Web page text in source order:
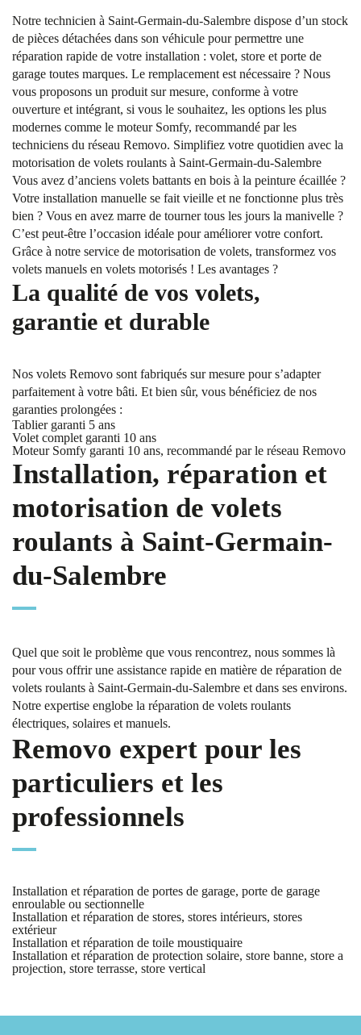
Notre technicien à Saint-Germain-du-Salembre dispose d’un stock
de pièces détachées dans son véhicule pour permettre une
réparation rapide de votre installation : volet, store et porte de
garage toutes marques. Le remplacement est nécessaire ? Nous
vous proposons un produit sur mesure, conforme à votre
ouverture et intégrant, si vous le souhaitez, les options les plus
modernes comme le moteur Somfy, recommandé par les
techniciens du réseau Removo. Simplifiez votre quotidien avec la
motorisation de volets roulants à Saint-Germain-du-Salembre
Vous avez d’anciens volets battants en bois à la peinture écaillée ?
Votre installation manuelle se fait vieille et ne fonctionne plus très
bien ? Vous en avez marre de tourner tous les jours la manivelle ?
C’est peut-être l’occasion idéale pour améliorer votre confort.
Grâce à notre service de motorisation de volets, transformez vos
volets manuels en volets motorisés ! Les avantages ?
La qualité de vos volets,
garantie et durable
Nos volets Removo sont fabriqués sur mesure pour s’adapter
parfaitement à votre bâti. Et bien sûr, vous bénéficiez de nos
garanties prolongées :
Tablier garanti 5 ans
Volet complet garanti 10 ans
Moteur Somfy garanti 10 ans, recommandé par le réseau Removo
Installation, réparation et
motorisation de volets
roulants à Saint-Germain-
du-Salembre
Quel que soit le problème que vous rencontrez, nous sommes là
pour vous offrir une assistance rapide en matière de réparation de
volets roulants à Saint-Germain-du-Salembre et dans ses environs.
Notre expertise englobe la réparation de volets roulants
électriques, solaires et manuels.
Removo expert pour les
particuliers et les
professionnels
Installation et réparation de portes de garage, porte de garage
enroulable ou sectionnelle
Installation et réparation de stores, stores intérieurs, stores
extérieur
Installation et réparation de toile moustiquaire
Installation et réparation de protection solaire, store banne, store a
projection, store terrasse, store vertical